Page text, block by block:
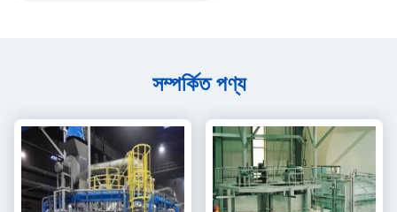
সম্পর্কিত পণ্য